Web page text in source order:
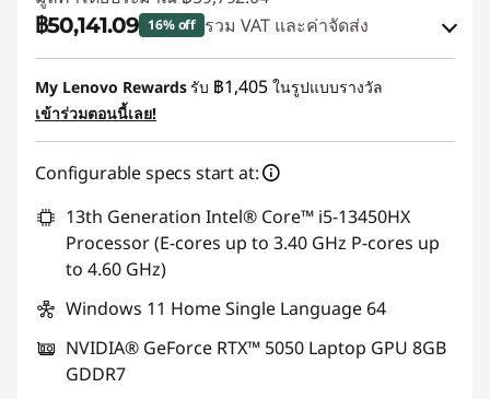
฿50,141.09 16% off รวม VAT และค่าจัดส่ง
ประหยัดทันที :-฿8,627.70
การประหยัด eCoupon :
ใช้ eCoupon :88SALETH
My Lenovo Rewardsรับ ฿1,405 ในรูปแบบรางวัล
เข้าร่วมตอนนี้เลย!
Configurable specs start at:
13th Generation Intel® Core™ i5-13450HX
Processor (E-cores up to 3.40 GHz P-cores up
to 4.60 GHz)
Windows 11 Home Single Language 64
NVIDIA® GeForce RTX™ 5050 Laptop GPU 8GB
GDDR7